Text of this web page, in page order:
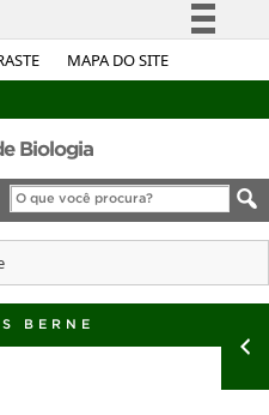
MAPA DO SITE
Simplifique!
Acesso à informação
Legislação
Canais
Biologia
BERNE